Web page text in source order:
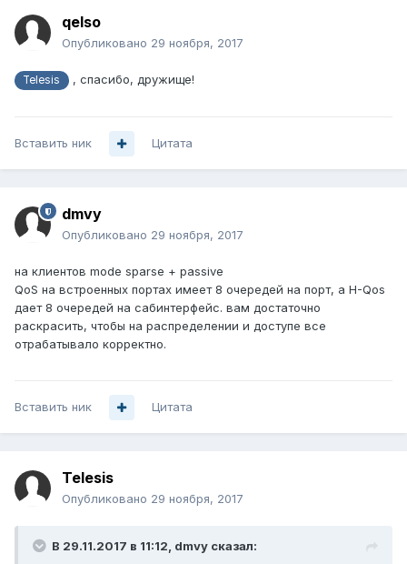
qelso
Опубликовано 29 ноября, 2017
Telesis , спасибо, дружище!
Вставить ник Цитата
dmvy
Опубликовано 29 ноября, 2017
на клиентов mode sparse + passive
QoS на встроенных портах имеет 8 очередей на порт, а H-Qos
дает 8 очередей на сабинтерфейс. вам достаточно
раскрасить, чтобы на распределении и доступе все
отрабатывало корректно.
Вставить ник Цитата
Telesis
Опубликовано 29 ноября, 2017
В 29.11.2017 в 11:12, dmvy сказал: